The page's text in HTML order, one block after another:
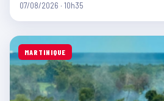
07/08/2026 · 10h35
MARTINIQUE